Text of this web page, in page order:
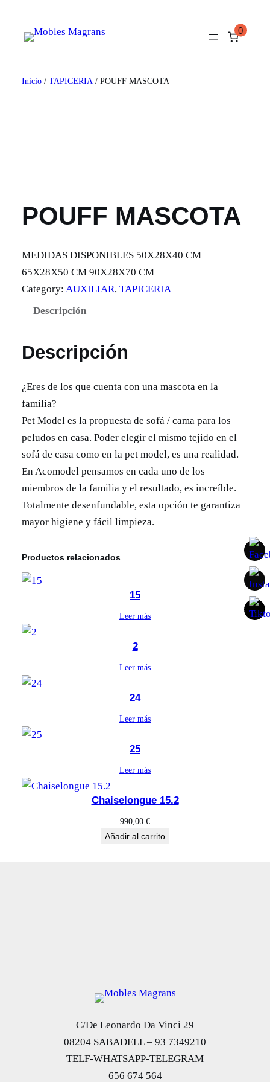
contenido
0
Inicio/ TAPICERIA / POUFF MASCOTA
POUFF MASCOTA
MEDIDAS DISPONIBLES 50X28X40 CM
65X28X50 CM 90X28X70 CM
Category: AUXILIAR, TAPICERIA
Descripción
Descripción
¿Eres de los que cuenta con una mascota en la
familia?
Pet Model es la propuesta de sofá / cama para los
peludos en casa. Poder elegir el mismo tejido en el
sofá de casa como en la pet model, es una realidad.
En Acomodel pensamos en cada uno de los
miembros de la familia y el resultado, es increíble.
Totalmente desenfundable, esta opción te garantiza
mayor higiene y fácil limpieza.
Productos relacionados
15
Leer más
2
Leer más
24
Leer más
25
Leer más
Chaiselongue 15.2
990,00 €
Añadir al carrito
C/De Leonardo Da Vinci 29
08204 SABADELL – 93 7349210
TELF-WHATSAPP-TELEGRAM
656 674 564